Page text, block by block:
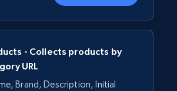
- Collects products by
URL
Brand, Description, Initial